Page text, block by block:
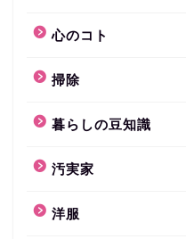
心のコト
掃除
暮らしの豆知識
汚実家
洋服